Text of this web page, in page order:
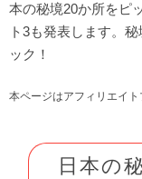
鉄道ファン以外も
こんな場所に！？
本の秘境20か所をピ
ト3も発表します。
ック！
本ページはアフィリエイト
日本の